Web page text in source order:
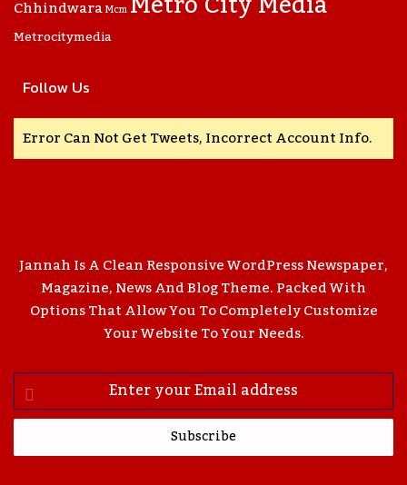
ChhindwaraMcm
Metrocitymedia
Follow Us
Error Can Not Get Tweets, Incorrect Account Info.
Jannah Is A Clean Responsive WordPress Newspaper,
Magazine, News And Blog Theme. Packed With
Options That Allow You To Completely Customize
Your Website To Your Needs.
Enter
Your
Email
Address